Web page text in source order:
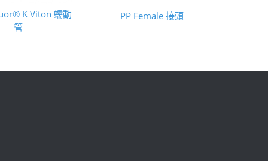
K Viton 蠕動
管
PP Female 接頭